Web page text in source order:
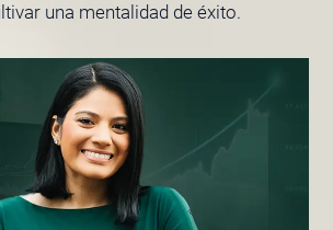
una mentalidad de éxito.
PÁGINA
PÁGINA
PÁGINA
PÁGINA